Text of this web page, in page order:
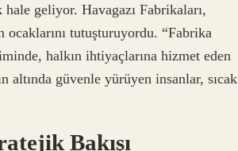
geliyor. Havagazı Fabrikaları,
tutuşturuyordu. “Fabrika
halkın ihtiyaçlarına hizmet eden
altında güvenle yürüyen insanlar, sıcak
Bakışı